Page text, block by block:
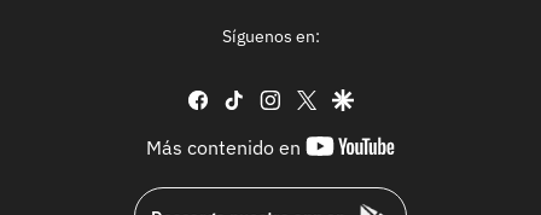
Síguenos en:
facebook
tiktok instagram
twittergoogle
Más contenido en
youtube-